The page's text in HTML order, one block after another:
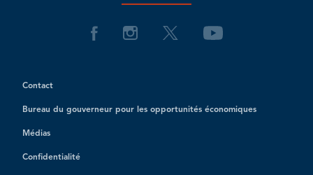
Contact
Bureau du gouverneur pour les opportunités économiques
Médias
Confidentialité